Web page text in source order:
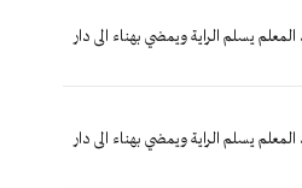
يسلم الراية ويمضي بهناء الى دار
يسلم الراية ويمضي بهناء الى دار